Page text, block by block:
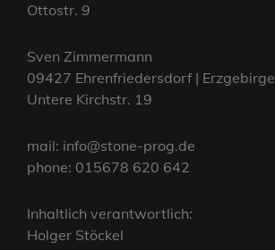
Ottostr. 9
Sven Zimmermann
09427 Ehrenfriedersdorf | Erzgebirge
Untere Kirchstr. 19
mail: info@stone-prog.de
phone: 015678 620 642
Inhaltlich verantwortlich:
Holger Stöckel